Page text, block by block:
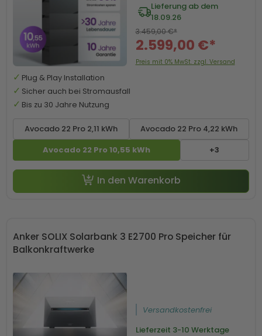
Avocado 22 Pro 2,11 kWh
Avocado 22 Pro 4,22 kWh
Avocado 22 Pro 10,55 kWh
+3
Lieferung ab dem
18.09.26
2.599,00 €*
3.459,00 €*
Preis mit 0% MwSt. zzgl. Versand
Plug & Play Installation
Sicher auch bei Stromausfall
Bis zu 30 Jahre Nutzung
In den Warenkorb
-50 € mit Code SP50
Anker SOLIX Solarbank 3 E2700 Pro Speicher für
Balkonkraftwerke
Versandkostenfrei
Lieferzeit 3-10 Werktage